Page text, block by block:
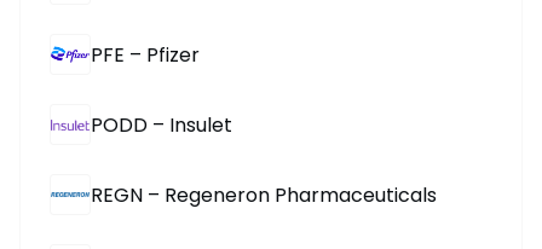
PFE – Pfizer
PODD – Insulet
REGN – Regeneron Pharmaceuticals